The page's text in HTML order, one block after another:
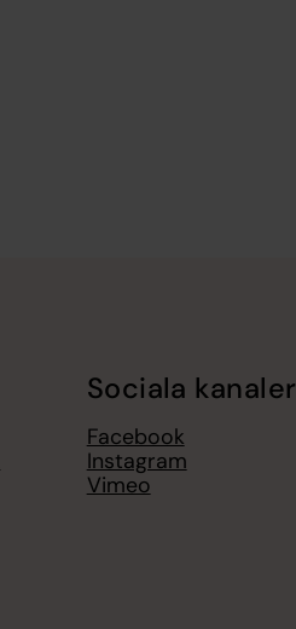
Sociala kanaler
Facebook
Instagram
Vimeo